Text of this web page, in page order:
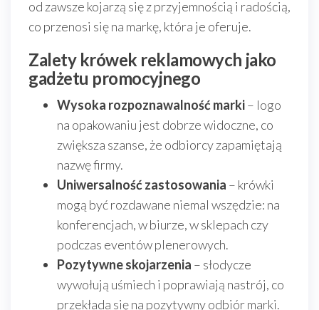
od zawsze kojarzą się z przyjemnością i radością,
co przenosi się na markę, która je oferuje.
Zalety krówek reklamowych jako
gadżetu promocyjnego
Wysoka rozpoznawalność marki– logo
na opakowaniu jest dobrze widoczne, co
zwiększa szanse, że odbiorcy zapamiętają
nazwę firmy.
Uniwersalność zastosowania – krówki
mogą być rozdawane niemal wszędzie: na
konferencjach, w biurze, w sklepach czy
podczas eventów plenerowych.
Pozytywne skojarzenia – słodycze
wywołują uśmiech i poprawiają nastrój, co
przekłada się na pozytywny odbiór marki.